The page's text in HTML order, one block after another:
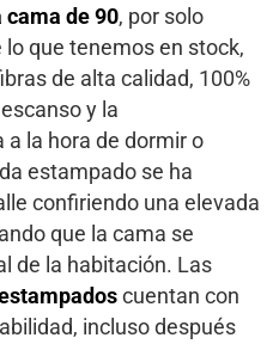
de 90, por solo
que tenemos en stock,
de alta calidad, 100%
y la
la hora de dormir o
estampado se ha
confiriendo una elevada
que la cama se
de la habitación. Las
cuentan con
incluso después